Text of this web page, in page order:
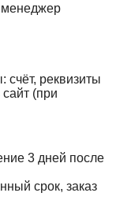
менеджер
счёт, реквизиты
(при
3 дней после
срок, заказ